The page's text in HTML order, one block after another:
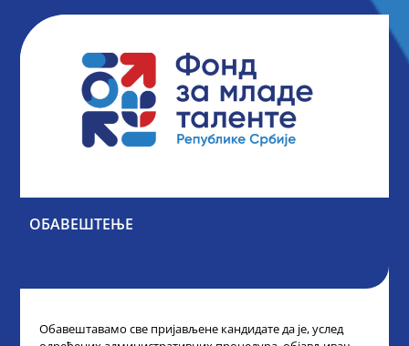
ОБАВЕШТЕЊЕ
Обавештавамо све пријављене кандидате да је, услед